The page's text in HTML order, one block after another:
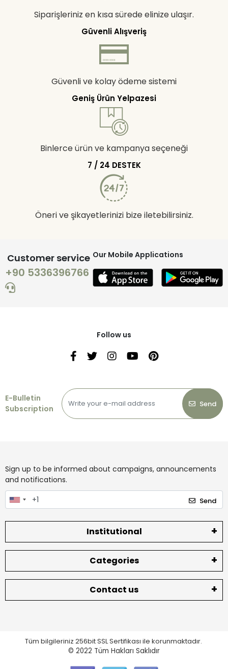
Siparişleriniz en kısa sürede elinize ulaşır.
Güvenli Alışveriş
Güvenli ve kolay ödeme sistemi
Geniş Ürün Yelpazesi
Binlerce ürün ve kampanya seçeneği
7 / 24 DESTEK
Öneri ve şikayetlerinizi bize iletebilirsiniz.
Customer service
+90 5336396766
Our Mobile Applications
Follow us
E-Bulletin
Subscription
Send
Sign up to be informed about campaigns, announcements
and notifications.
Send
Institutional
Categories
Contact us
Tüm bilgileriniz 256bit SSL Sertifikası ile korunmaktadır.
© 2022 Tüm Hakları Saklıdır